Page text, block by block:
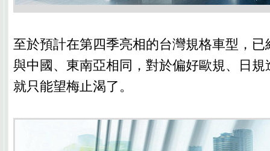
至於預計在第四季亮相的台灣規格車型，
與中國、東南亞相同，對於偏好歐規、日
就只能望梅止渴了。